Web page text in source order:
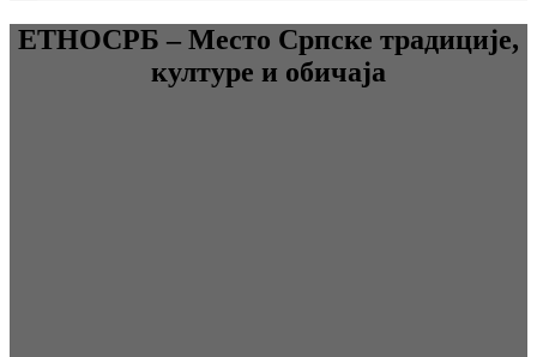
ЕТНОСРБ – Место Српске традиције,
културе и обичаја